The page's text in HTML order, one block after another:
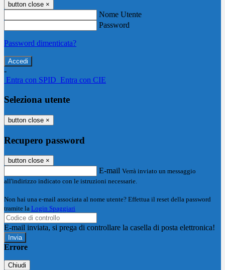
button close ×
Nome Utente
Password
Password dimenticata?
-
Entra con SPID Entra con CIE
Seleziona utente
button close ×
Recupero password
button close ×
E-mail Verrà inviato un messaggio
all'indirizzo indicato con le istruzioni necessarie.
Non hai una e-mail associata al nome utente? Effettua il reset della password
tramite la Login Spaggiari
E-mail inviata, si prega di controllare la casella di posta elettronica!
Errore
Chiudi